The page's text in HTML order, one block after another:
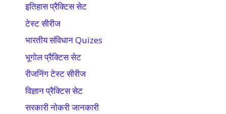
इतिहास प्रैक्टिस सेट
टेस्ट सीरीज
भारतीय संविधान Quizes
भूगोल प्रैक्टिस सेट
रीजनिंग टेस्ट सीरीज
विज्ञान प्रैक्टिस सेट
सरकारी नोकरी जानकारी